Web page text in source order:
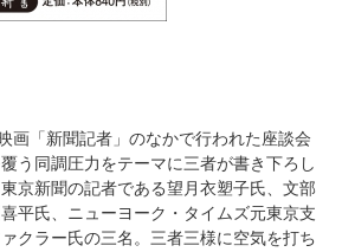
画「新聞記者」のなかで行われた座談会
う同調圧力をテーマに三者が書き下ろし
京新聞の記者である望月衣塑子氏、文部
平氏、ニューヨーク・タイムズ元東京支
クラー氏の三名。三者三様に空気を打ち